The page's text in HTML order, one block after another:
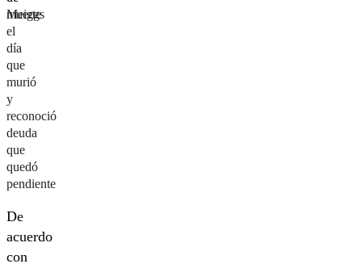
muerte
Meiggs
el
día
que
murió
y
reconoció
deuda
que
quedó
pendiente
De
acuerdo
con